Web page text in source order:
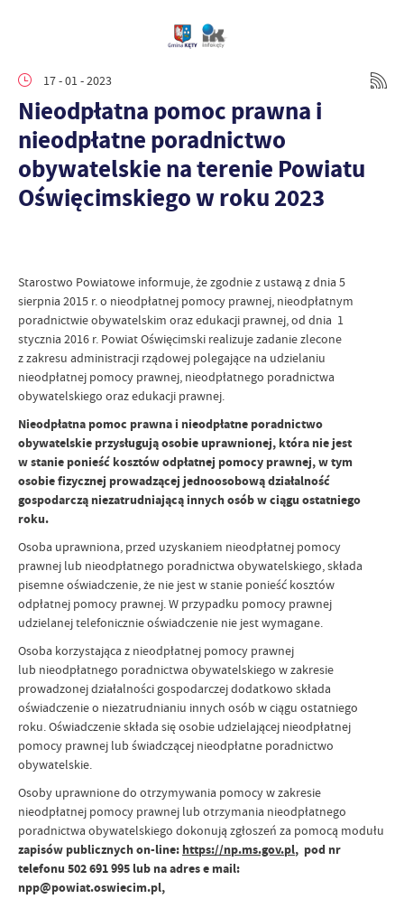
17 - 01 - 2023
Nieodpłatna pomoc prawna i
nieodpłatne poradnictwo
obywatelskie na terenie Powiatu
Oświęcimskiego w roku 2023
Starostwo Powiatowe informuje, że zgodnie z ustawą z dnia 5
sierpnia 2015 r. o nieodpłatnej pomocy prawnej, nieodpłatnym
poradnictwie obywatelskim oraz edukacji prawnej, od dnia 1
stycznia 2016 r. Powiat Oświęcimski realizuje zadanie zlecone
z zakresu administracji rządowej polegające na udzielaniu
nieodpłatnej pomocy prawnej, nieodpłatnego poradnictwa
obywatelskiego oraz edukacji prawnej.
Nieodpłatna pomoc prawna i nieodpłatne poradnictwo
obywatelskie przysługują osobie uprawnionej, która nie jest
w stanie ponieść kosztów odpłatnej pomocy prawnej, w tym
osobie fizycznej prowadzącej jednoosobową działalność
gospodarczą niezatrudniającą innych osób w ciągu ostatniego
roku.
Osoba uprawniona, przed uzyskaniem nieodpłatnej pomocy
prawnej lub nieodpłatnego poradnictwa obywatelskiego, składa
pisemne oświadczenie, że nie jest w stanie ponieść kosztów
odpłatnej pomocy prawnej. W przypadku pomocy prawnej
udzielanej telefonicznie oświadczenie nie jest wymagane.
Osoba korzystająca z nieodpłatnej pomocy prawnej
lub nieodpłatnego poradnictwa obywatelskiego w zakresie
prowadzonej działalności gospodarczej dodatkowo składa
oświadczenie o niezatrudnianiu innych osób w ciągu ostatniego
roku. Oświadczenie składa się osobie udzielającej nieodpłatnej
pomocy prawnej lub świadczącej nieodpłatne poradnictwo
obywatelskie.
Osoby uprawnione do otrzymywania pomocy w zakresie
nieodpłatnej pomocy prawnej lub otrzymania nieodpłatnego
poradnictwa obywatelskiego dokonują zgłoszeń za pomocą modułu
zapisów publicznychon-line: https://np.ms.gov.pl, pod nr
telefonu 502 691 995 lub na adres e mail:
npp@powiat.oswiecim.pl,